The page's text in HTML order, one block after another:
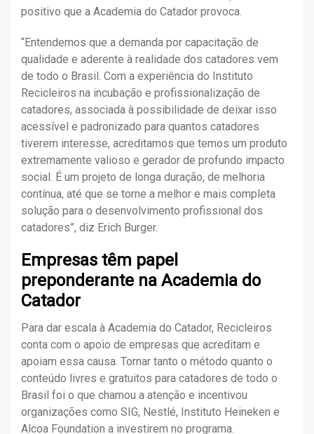
positivo que a Academia do Catador provoca.
“Entendemos que a demanda por capacitação de
qualidade e aderente à realidade dos catadores vem
de todo o Brasil. Com a experiência do Instituto
Recicleiros na incubação e profissionalização de
catadores, associada à possibilidade de deixar isso
acessível e padronizado para quantos catadores
tiverem interesse, acreditamos que temos um produto
extremamente valioso e gerador de profundo impacto
social. É um projeto de longa duração, de melhoria
contínua, até que se torne a melhor e mais completa
solução para o desenvolvimento profissional dos
catadores”, diz Erich Burger.
Empresas têm papel
preponderante na Academia do
Catador
Para dar escala à Academia do Catador, Recicleiros
conta com o apoio de empresas que acreditam e
apoiam essa causa. Tornar tanto o método quanto o
conteúdo livres e gratuitos para catadores de todo o
Brasil foi o que chamou a atenção e incentivou
organizações como SIG, Nestlé, Instituto Heineken e
Alcoa Foundation a investirem no programa.